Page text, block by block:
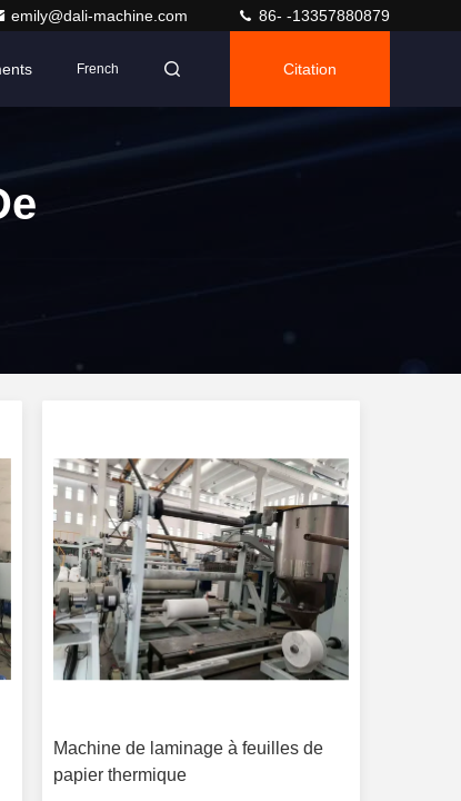
emily@dali-machine.com 86- -13357880879
French Citation
Machine de laminage à feuilles de
papier thermique